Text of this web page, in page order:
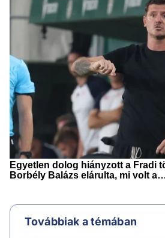
Továbbiak a témában